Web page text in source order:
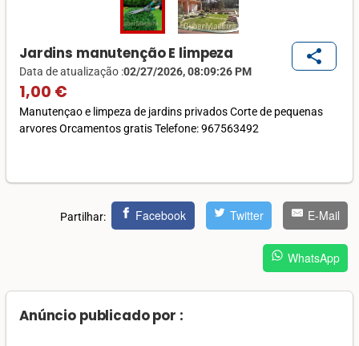
Jardins manutenção E limpeza
Data de atualização :02/27/2026, 08:09:26 PM
1,00 €
share
Manutençao e limpeza de jardins privados Corte de pequenas
arvores Orcamentos gratis Telefone: 967563492
Partilhar: Facebook Twitter E-Mail
WhatsApp
Anúncio publicado por :